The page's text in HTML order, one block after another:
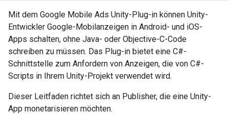
Mit dem Google Mobile Ads Unity-Plug-in können Unity-
Entwickler Google-Mobilanzeigen in Android- und iOS-
Apps schalten, ohne Java- oder Objective-C-Code
schreiben zu müssen. Das Plug-in bietet eine C#-
Schnittstelle zum Anfordern von Anzeigen, die von C#-
Scripts in Ihrem Unity-Projekt verwendet wird.
Dieser Leitfaden richtet sich an Publisher, die eine Unity-
App monetarisieren möchten.